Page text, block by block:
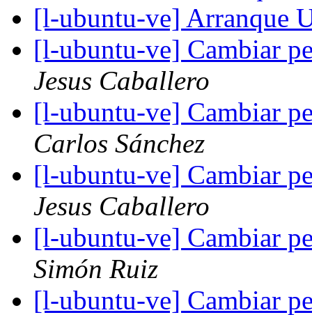
[l-ubuntu-ve] Arranque
[l-ubuntu-ve] Cambiar
Jesus Caballero
[l-ubuntu-ve] Cambiar
Carlos Sánchez
[l-ubuntu-ve] Cambiar
Jesus Caballero
[l-ubuntu-ve] Cambiar
Simón Ruiz
[l-ubuntu-ve] Cambiar